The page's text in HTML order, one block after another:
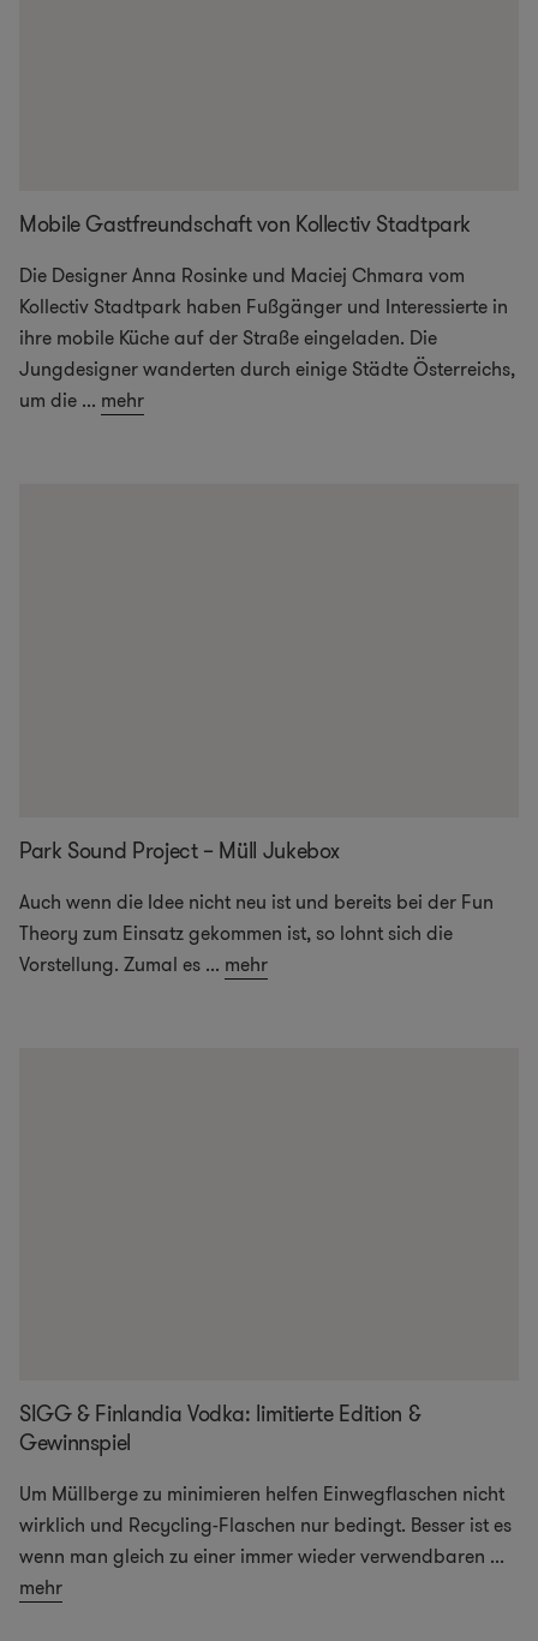
Mobile Gastfreundschaft von Kollectiv Stadtpark
Die Designer Anna Rosinke und Maciej Chmara vom
Kollectiv Stadtpark haben Fußgänger und Interessierte in
ihre mobile Küche auf der Straße eingeladen. Die
Jungdesigner wanderten durch einige Städte Österreichs,
um die ... mehr
Park Sound Project – Müll Jukebox
Auch wenn die Idee nicht neu ist und bereits bei der Fun
Theory zum Einsatz gekommen ist, so lohnt sich die
Vorstellung. Zumal es ... mehr
SIGG & Finlandia Vodka: limitierte Edition &
Gewinnspiel
Um Müllberge zu minimieren helfen Einwegflaschen nicht
wirklich und Recycling-Flaschen nur bedingt. Besser ist es
wenn man gleich zu einer immer wieder verwendbaren ...
mehr